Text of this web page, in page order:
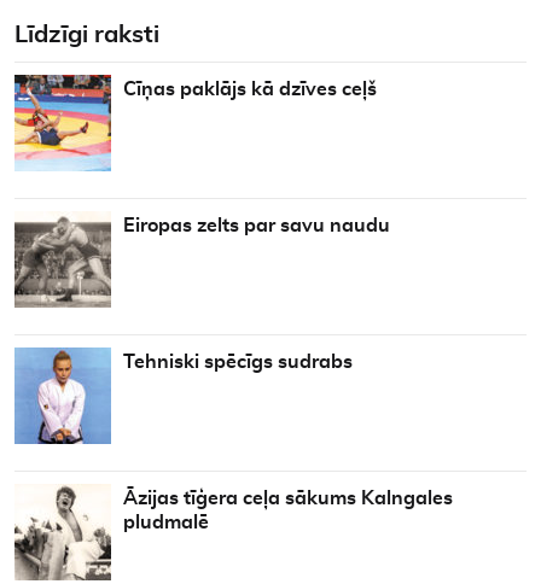
Līdzīgi raksti
Cīņas paklājs kā dzīves ceļš
Eiropas zelts par savu naudu
Tehniski spēcīgs sudrabs
Āzijas tīģera ceļa sākums Kalngales
pludmalē